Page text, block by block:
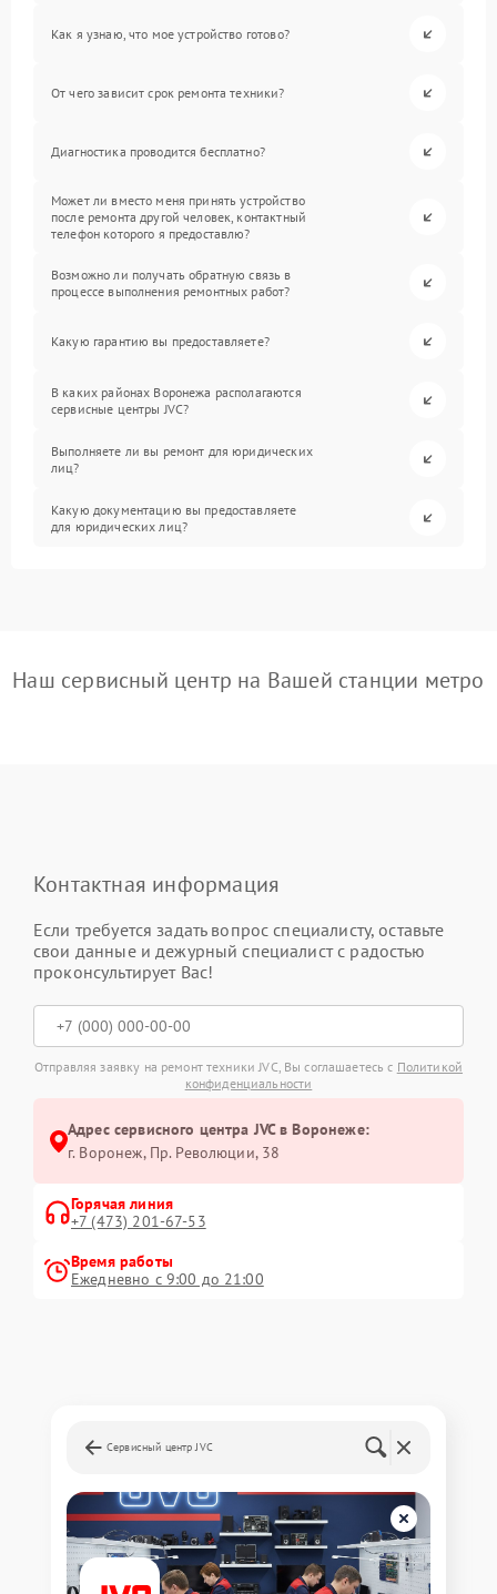
Как я узнаю, что мое устройство готово?
От чего зависит срок ремонта техники?
Диагностика проводится бесплатно?
Может ли вместо меня принять устройство
после ремонта другой человек, контактный
телефон которого я предоставлю?
Возможно ли получать обратную связь в
процессе выполнения ремонтных работ?
Какую гарантию вы предоставляете?
В каких районах Воронежа располагаются
сервисные центры JVC?
Выполняете ли вы ремонт для юридических
лиц?
Какую документацию вы предоставляете
для юридических лиц?
Наш сервисный центр на Вашей станции метро
Контактная информация
Если требуется задать вопрос специалисту, оставьте
свои данные и дежурный специалист с радостью
проконсультирует Вас!
Отправляя заявку на ремонт техники JVC, Вы соглашаетесь с Политикой
конфиденциальности
Адрес сервисного центра JVC в Воронеже:
г. Воронеж, Пр. Революции, 38
Горячая линия
+7 (473) 201-67-53
Время работы
Ежедневно с 9:00 до 21:00
Сервисный центр JVC